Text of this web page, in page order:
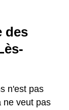
des
n'est pas
ne veut pas